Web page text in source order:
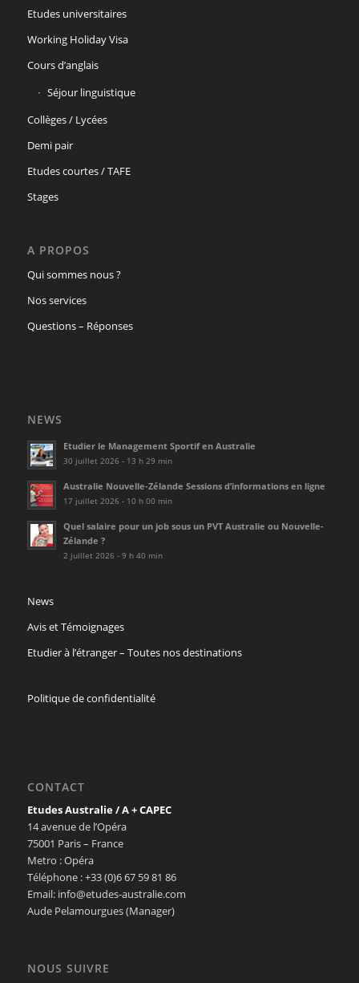
Etudes universitaires
Working Holiday Visa
Cours d’anglais
Séjour linguistique
Collèges / Lycées
Demi pair
Etudes courtes / TAFE
Stages
A PROPOS
Qui sommes nous ?
Nos services
Questions – Réponses
NEWS
Etudier le Management Sportif en Australie
30 juillet 2026 - 13 h 29 min
Australie Nouvelle-Zélande Sessions d’informations en ligne
17 juillet 2026 - 10 h 00 min
Quel salaire pour un job sous un PVT Australie ou Nouvelle-
Zélande ?
2 juillet 2026 - 9 h 40 min
News
Avis et Témoignages
Etudier à l’étranger – Toutes nos destinations
Politique de confidentialité
CONTACT
Etudes Australie / A + CAPEC
14 avenue de l’Opéra
75001 Paris – France
Metro : Opéra
Téléphone : +33 (0)6 67 59 81 86
Email: info@etudes-australie.com
Aude Pelamourgues (Manager)
NOUS SUIVRE